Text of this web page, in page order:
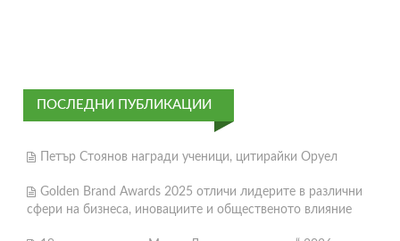
ПОСЛЕДНИ ПУБЛИКАЦИИ
Петър Стоянов награди ученици, цитирайки Оруел
Golden Brand Awards 2025 отличи лидерите в различни
сфери на бизнеса, иновациите и общественото влияние